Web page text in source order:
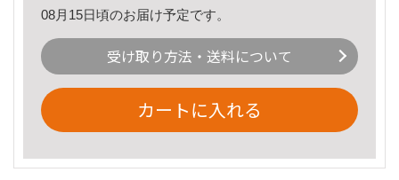
08月15日頃のお届け予定です。
受け取り方法・送料について
カートに入れる